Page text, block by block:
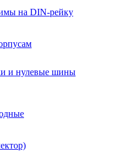
на DIN-рейку
и нулевые шины